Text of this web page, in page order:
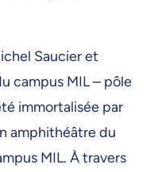
Saucier et
campus MIL – pôle
immortalisée par
amphithéâtre du
MIL. À travers